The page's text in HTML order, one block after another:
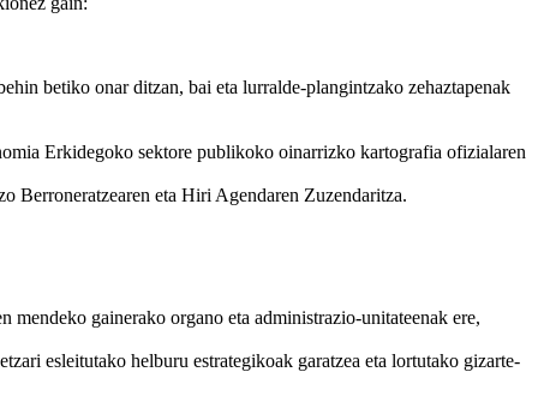
betiko onar ditzan, bai eta lurralde-plangintzako zehaztapenak
Erkidegoko sektore publikoko oinarrizko kartografia ofizialaren
Berroneratzearen eta Hiri Agendaren Zuzendaritza.
mendeko gainerako organo eta administrazio-unitateenak ere,
esleitutako helburu estrategikoak garatzea eta lortutako gizarte-